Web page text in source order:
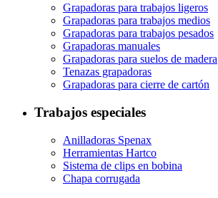
Grapadoras para trabajos ligeros
Grapadoras para trabajos medios
Grapadoras para trabajos pesados
Grapadoras manuales
Grapadoras para suelos de madera
Tenazas grapadoras
Grapadoras para cierre de cartón
Trabajos especiales
Anilladoras Spenax
Herramientas Hartco
Sistema de clips en bobina
Chapa corrugada